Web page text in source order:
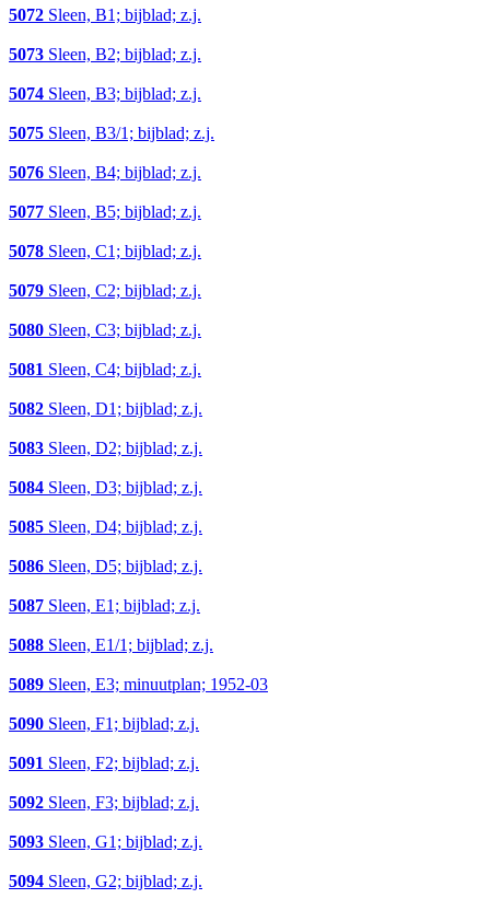
5072 Sleen, B1; bijblad; z.j.
5073 Sleen, B2; bijblad; z.j.
5074 Sleen, B3; bijblad; z.j.
5075 Sleen, B3/1; bijblad; z.j.
5076 Sleen, B4; bijblad; z.j.
5077 Sleen, B5; bijblad; z.j.
5078 Sleen, C1; bijblad; z.j.
5079 Sleen, C2; bijblad; z.j.
5080 Sleen, C3; bijblad; z.j.
5081 Sleen, C4; bijblad; z.j.
5082 Sleen, D1; bijblad; z.j.
5083 Sleen, D2; bijblad; z.j.
5084 Sleen, D3; bijblad; z.j.
5085 Sleen, D4; bijblad; z.j.
5086 Sleen, D5; bijblad; z.j.
5087 Sleen, E1; bijblad; z.j.
5088 Sleen, E1/1; bijblad; z.j.
5089 Sleen, E3; minuutplan; 1952-03
5090 Sleen, F1; bijblad; z.j.
5091 Sleen, F2; bijblad; z.j.
5092 Sleen, F3; bijblad; z.j.
5093 Sleen, G1; bijblad; z.j.
5094 Sleen, G2; bijblad; z.j.